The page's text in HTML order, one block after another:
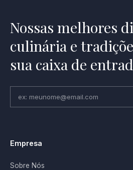
Nossas melhores
culinária e
sua caixa de
Empresa
Sobre Nós